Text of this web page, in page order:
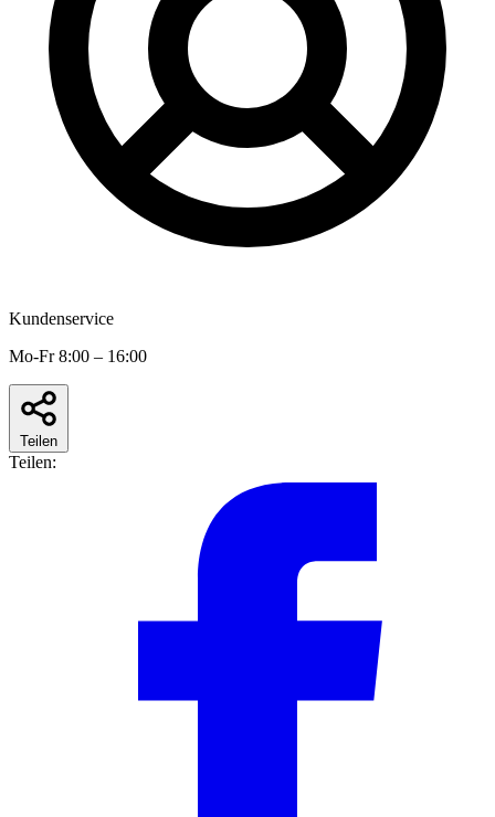
Kundenservice
Mo-Fr 8:00 – 16:00
Teilen
Teilen: